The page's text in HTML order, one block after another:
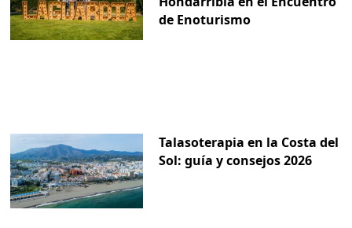
de Enoturismo
Talasoterapia en la Costa del
Sol: guía y consejos 2026